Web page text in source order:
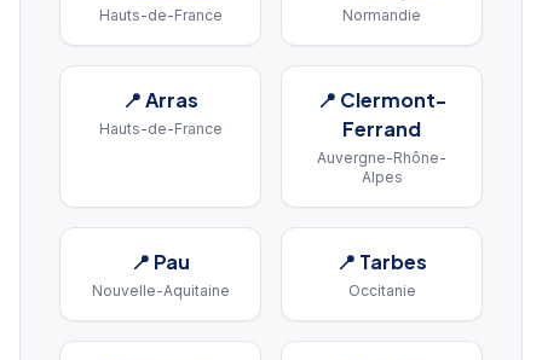
Hauts-de-France Normandie
📍Arras
Hauts-de-France
📍 Clermont-
Ferrand
Auvergne-Rhône-
Alpes
📍 Pau
Nouvelle-Aquitaine
📍 Tarbes
Occitanie